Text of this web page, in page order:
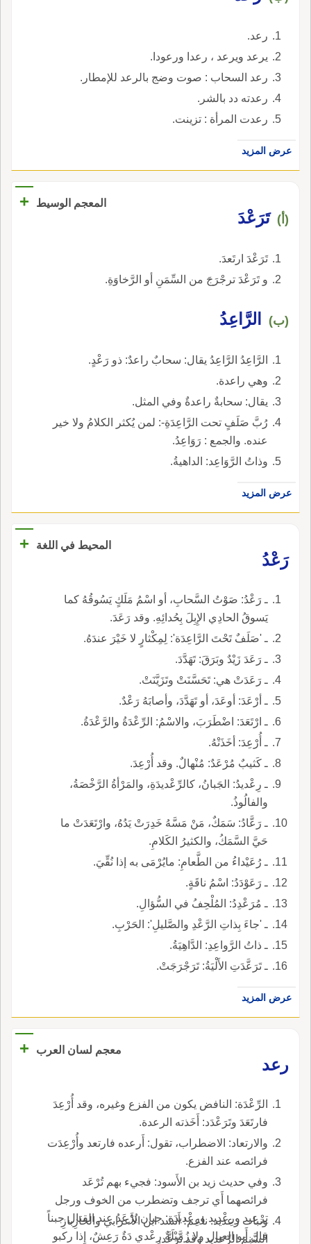
رعد.
يرعد ويرعد ، رعدا ورعودا.
رعد السحاب : صوت وضج بالرعد للإمطار.
رعدته دد بالشر.
رعدت المرأة : تزينت.
عرض المزيد
المعجم الوسيط +
(أ) تَرَعْدَ
تَرَعْدَ ارتَعدَ.
و تَرَعْدَ ترجْرَجَ من السِّمَنِ أو الرَّخاوَةِ.
(ب) الرَّاعِدُ
الرَّاعِدُ الرَّاعِدُ يقال: سحابٌ راعدٌ: ذو رَعْدٍ.
وهي راعدة.
يقال: سحابةٌ راعدةٌ وفي المثل.
رُبَّ صَلَفٍ تحت الرَّاعِدَةِ-: لمن يُكثر الكلامُ ولا خير
عنده. والجمع : رَوَاعِدُ.
وذاتُ الرَّوَاعِد: الداهيةُ.
عرض المزيد
المحيط في اللغة
+
رَعْدُ
ـ رَعْدُ: صَوْتُ السَّحابِ، أو اسْمُ مَلَكٍ يَسُوقُهُ كما
يَسوقُ الحادِي الإِبِلَ بِحُدائِهِ. وقد رَعَدَ.
ـ 'صَلَفٌ تَحْتَ الرَّاعِدَة': لِمِكْثارٍ لا خَيْرَ عندَهُ.
ـ رَعَدَ زَيْدٌ وبَرَقَ: تَهَدَّدَ.
ـ رَعَدَتْ هي: تَحَسَّنَتْ وتَزَيَّنَتْ.
ـ أرْعَدَ: أوعَدَ، أو تَهَدَّدَ، وأصابَهُ رَعْدٌ.
ـ ارْتَعَدَ: اضْطَرَبَ، والاسْمُ: الرِّعْدَةُ والرَّعْدَةُ.
ـ أُرْعِدَ: أخَذَتْهُ.
ـ كَثيبٌ مُرْعَدٌ: مُنْهالٌ. وقد أُرْعِدَ.
ـ رِعْديدُ: الجَبانُ، كالرِّعْديدَةِ، والمَرْأةُ الرَّخْصَةُ،
والفالُوذُ.
ـ رَعَّادُ: سَمَكٌ، مَنْ مَسَّهُ خَدِرَتْ يَدُهُ، وارْتَعَدَتْ ما
حَيَّ السَّمَكُ، والكثيرُ الكَلامِ.
ـ رُعَيْداءُ من الطَّعامِ: مايُرْمَى به إذا نُقِّيَ.
ـ رَعَوْدَدُ: اسْمُ ناقَةٍ.
ـ مُرَعْدِدُ: المُلْحِفُ في السُّؤالِ.
ـ 'جاءَ بِذاتِ الرَّعْدِ والصَّليلِ': الحَرْبِ.
ـ ذاتُ الرَّواعِدِ: الدَّاهِيَةُ.
ـ تَرَعَّدَتِ الأَلْيَةُ: تَرَجْرَجَتْ.
عرض المزيد
معجم لسان العرب
+
رعد
الرِّعْدَة: النافض يكون من الفزع وغيره، وقد أُرْعِدَ
فارتَعَدَ وتَرَعْدَد: أَخَذته الرعدة.
والارتعاد: الاضطراب، تقول: أَرعده فارتعد وأُرْعِدَت
فرائصه عند الفزع.
وفي حديث زيد بن الأَسود: فجيء بهم تُرْعَد
فرائصهما أَي ترجف وتضطرب من الخوف ورجل
تِرْعِيد ورِعْديد ورِعْديدَة: جبان يُرْعَدُ عند القتال جبناً
قال أَبو العيال ولا زُمَّيْلَةٌ رِعْدي دَةٌ رَعِشٌ، إِذا ركبو
ونبات رعديد: ناعم؛ أَنشد ابن الأَعرابي والخازِبازِ
السَّنِمَ الرِّعديد وقد تَرَعَّد.